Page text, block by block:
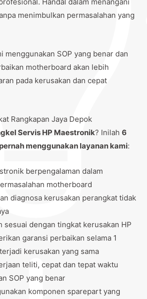
menimbulkan permasalahan yang
menggunakan SOP yang benar dan
motherboard akan lebih
pada kerusakan dan cepat
Rangkapan Jaya Depok
Servis HP Maestronik? Inilah 6
menggunakan layanan kami:
berpengalaman dalam
motherboard
diagnosa kerusakan perangkat tidak
sesuai dengan tingkat kerusakan HP
garansi perbaikan selama 1
kerusakan yang sama
teliti, cepat dan tepat waktu
SOP yang benar
komponen sparepart yang